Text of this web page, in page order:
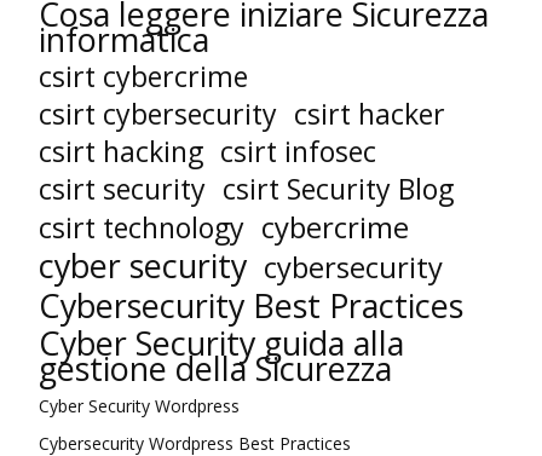
Cosa leggere iniziare Sicurezza
informatica
csirt cybercrime
csirt cybersecurity csirt hacker
csirt hacking csirt infosec
csirt security csirt Security Blog
csirt technology cybercrime
cyber security cybersecurity
Cybersecurity Best Practices
Cyber Security guida alla
gestione della Sicurezza
Cyber Security Wordpress
Cybersecurity Wordpress Best Practices